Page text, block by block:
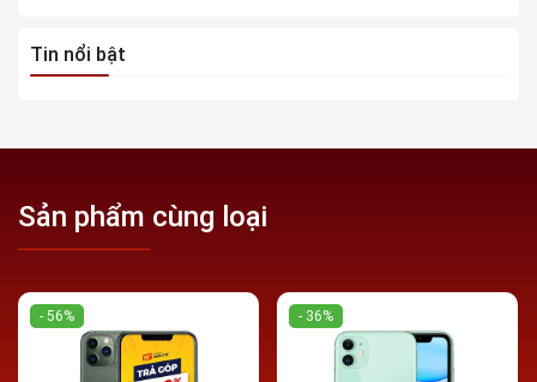
Trên tayiPhone 11 Pro tại Di Động Minh Trí
Khi hiệu năng vượt qua mọi giới hạn
Tin nổi bật
Sản phẩm cùng loại
- 56% - 36%